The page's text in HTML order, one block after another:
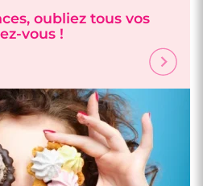
oubliez tous vos
vous !